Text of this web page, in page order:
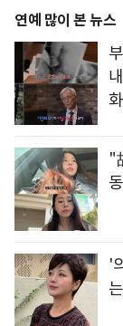
연예 많이 본 뉴스
"
'